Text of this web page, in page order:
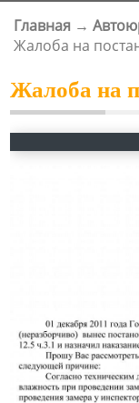
ВЫ ЗДЕСЬ
Главная →
Жалоба на
Жалоба на